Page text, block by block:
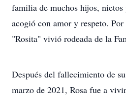
familia de muchos hijos,
acogió con amor y respeto. Por
"Rosita" vivió rodeada de la
Después del fallecimiento de
marzo de 2021, Rosa fue a